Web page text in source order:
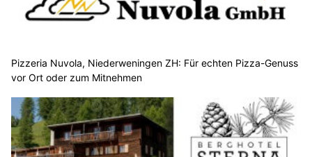
Pizzeria Nuvola, Niederweningen ZH: Für echten Pizza-Genuss
vor Ort oder zum Mitnehmen